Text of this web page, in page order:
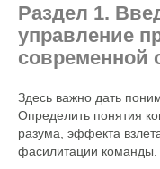
Раздел 1.
управление
современной
Здесь важно дать
Определить понятия
разума, эффекта
фасилитации команды.